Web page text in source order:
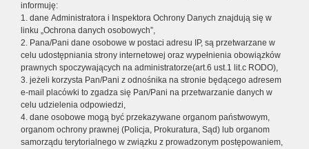
informuję:
1. dane Administratora i Inspektora Ochrony Danych znajdują się w
linku „Ochrona danych osobowych”,
2. Pana/Pani dane osobowe w postaci adresu IP, są przetwarzane w
celu udostępniania strony internetowej oraz wypełnienia obowiązków
prawnych spoczywających na administratorze(art.6 ust.1 lit.c RODO),
3. jeżeli korzysta Pan/Pani z odnośnika na stronie będącego adresem
e-mail placówki to zgadza się Pan/Pani na przetwarzanie danych w
celu udzielenia odpowiedzi,
4. dane osobowe mogą być przekazywane organom państwowym,
organom ochrony prawnej (Policja, Prokuratura, Sąd) lub organom
samorządu terytorialnego w związku z prowadzonym postępowaniem,